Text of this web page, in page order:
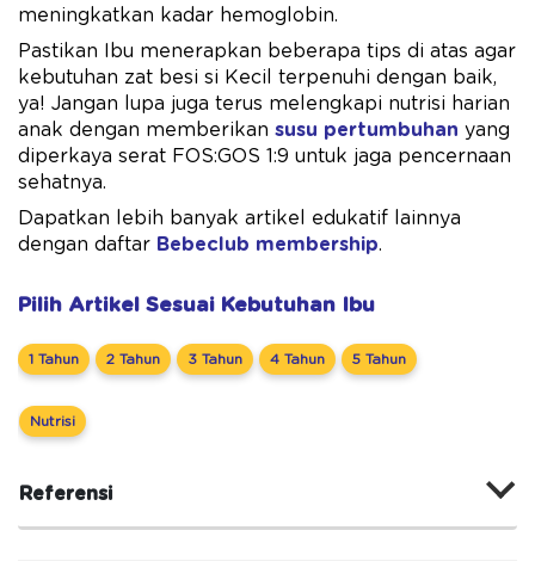
meningkatkan kadar hemoglobin.
Pastikan Ibu menerapkan beberapa tips di atas agar
kebutuhan zat besi si Kecil terpenuhi dengan baik,
ya! Jangan lupa juga terus melengkapi nutrisi harian
anak dengan memberikan susu pertumbuhan yang
diperkaya serat FOS:GOS 1:9 untuk jaga pencernaan
sehatnya.
Dapatkan lebih banyak artikel edukatif lainnya
dengan daftar Bebeclub membership.
Pilih Artikel Sesuai Kebutuhan Ibu
1 Tahun 2 Tahun 3 Tahun 4 Tahun 5 Tahun
Nutrisi
Referensi